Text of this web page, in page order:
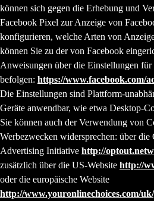
können sich gegen die Erhebung und
Facebook Pixel zur Anzeige von
konfigurieren, welche Arten von
können Sie zu der von Facebook
Anweisungen über die Einstellungen
befolgen: https://www.facebook.com/
Die Einstellungen sind Plattform-
Geräte anwendbar, wie etwa Desktop-
Sie können auch der Verwendung von
Werbezwecken widersprechen: über
Advertising Initiative http://
zusätzlich über die US-Website http://
oder die europäische Website
http://www.youronlinechoices.com/